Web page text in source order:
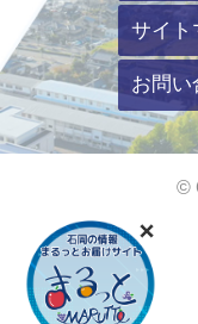
サイト
お問い
©